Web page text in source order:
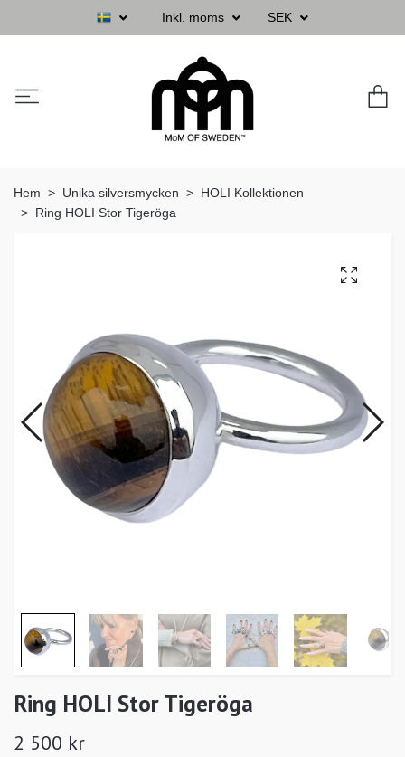
Inkl. moms SEK
Hem Unika silversmycken
HOLI Kollektionen
Ring HOLI Stor Tigeröga
Ring HOLI Stor Tigeröga
2 500 kr